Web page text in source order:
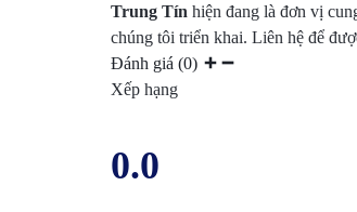
Trung Tín hiện đang là đơn vị
chúng tôi triển khai. Liên hệ để
Đánh giá (0)
Xếp hạng
0.0